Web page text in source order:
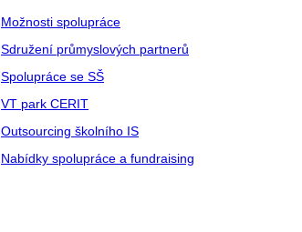
Možnosti spolupráce
Sdružení průmyslových partnerů
Spolupráce se SŠ
VT park CERIT
Outsourcing školního IS
Nabídky spolupráce a fundraising